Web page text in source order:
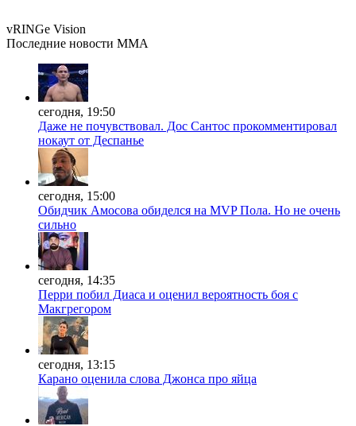
vRINGe Vision
Последние новости MMA
сегодня, 19:50
Даже не почувствовал. Дос Сантос прокомментировал
нокаут от Деспанье
сегодня, 15:00
Обидчик Амосова обиделся на MVP Пола. Но не очень
сильно
сегодня, 14:35
Перри побил Диаса и оценил вероятность боя с
Макгрегором
сегодня, 13:15
Карано оценила слова Джонса про яйца